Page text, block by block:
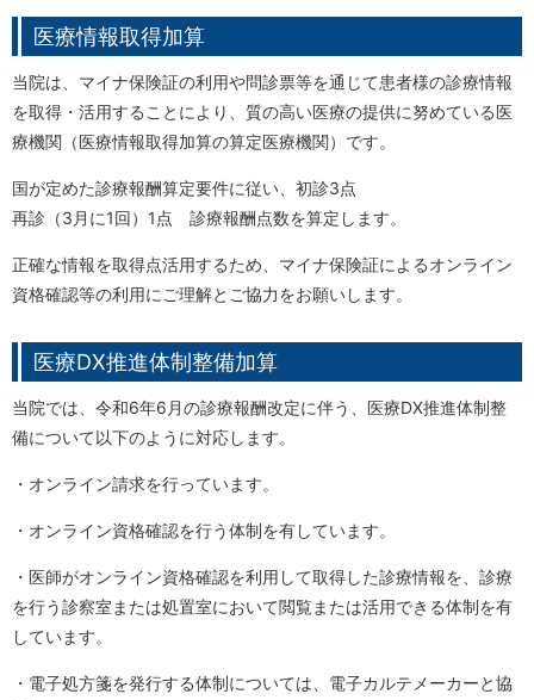
医療情報取得加算
当院は、マイナ保険証の利用や問診票等を通じて患者様の診療情報
を取得・活用することにより、質の高い医療の提供に努めている医
療機関（医療情報取得加算の算定医療機関）です。
国が定めた診療報酬算定要件に従い、初診3点
再診（3月に1回）1点 診療報酬点数を算定します。
正確な情報を取得点活用するため、マイナ保険証によるオンライン
資格確認等の利用にご理解とご協力をお願いします。
医療DX推進体制整備加算
当院では、令和6年6月の診療報酬改定に伴う、医療DX推進体制整
備について以下のように対応します。
・オンライン請求を行っています。
・オンライン資格確認を行う体制を有しています。
・医師がオンライン資格確認を利用して取得した診療情報を、診療
を行う診察室または処置室において閲覧または活用できる体制を有
しています。
・電子処方箋を発行する体制については、電子カルテメーカーと協